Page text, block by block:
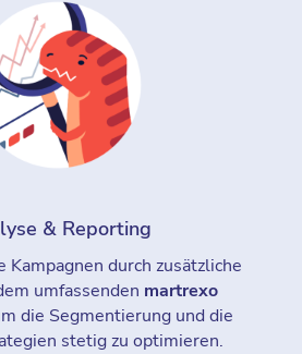
& Reporting
Kampagnen durch zusätzliche
umfassenden martrexo
die Segmentierung und die
stetig zu optimieren.